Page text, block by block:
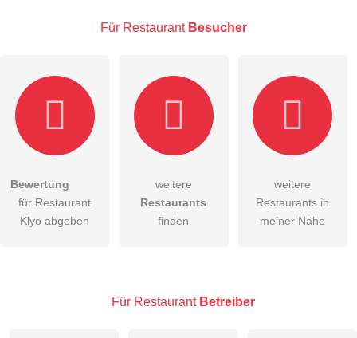
E-Mail-Adresse (wird nicht veröffentlicht)
Hiermit akzeptiere ich dieAGB
DieDatenschutzerklärung habe ich zur Kenntnis genommen.
Bitte beachten Sie, öffentliche Fragen sind
Für Restaurant Besucher
Bewertung
für Restaurant
Klyo abgeben
weitere
Restaurants
finden
weitere
Restaurants in
meiner Nähe
Für Restaurant Betreiber